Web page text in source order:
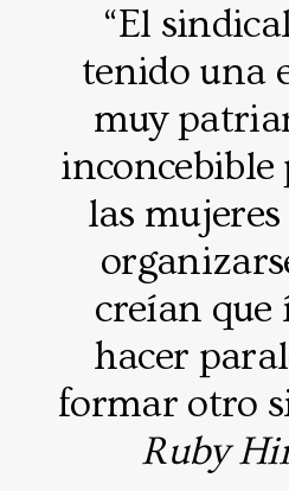
“El
tenido una
muy
inconcebible
las
creían que
hacer
formar otro
Ruby